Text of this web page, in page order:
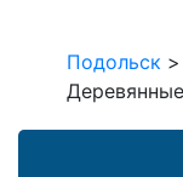
Подольск >